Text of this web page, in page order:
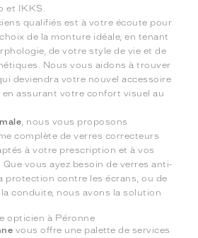
et IKKS.
qualifiés est à votre écoute pour
de la monture idéale, en tenant
de votre style de vie et de
Nous vous aidons à trouver
deviendra votre nouvel accessoire
assurant votre confort visuel au
, nous vous proposons
complète de verres correcteurs
à votre prescription et à vos
vous ayez besoin de verres anti-
protection contre les écrans, ou de
conduite, nous avons la solution
opticien à Péronne
vous offre une palette de services